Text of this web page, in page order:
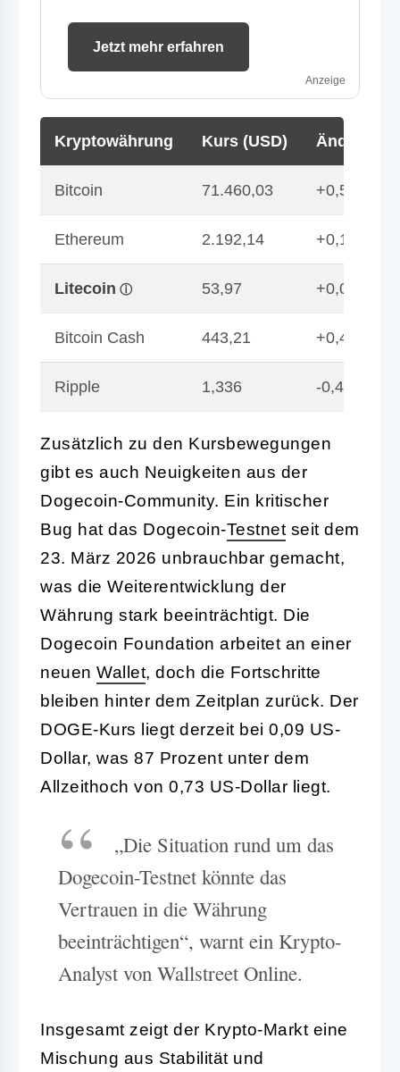
Jetzt mehr erfahren
Anzeige
Kryptowährung Kurs (USD) Änderung
Bitcoin 71.460,03 +0,52
Ethereum 2.192,14 +0,14
Litecoin 53,97 +0,01
Bitcoin Cash 443,21 +0,41
Ripple 1,336 -0,45
Zusätzlich zu den Kursbewegungen
gibt es auch Neuigkeiten aus der
Dogecoin-Community. Ein kritischer
Bug hat das Dogecoin-Testnet seit dem
23. März 2026 unbrauchbar gemacht,
was die Weiterentwicklung der
Währung stark beeinträchtigt. Die
Dogecoin Foundation arbeitet an einer
neuen Wallet, doch die Fortschritte
bleiben hinter dem Zeitplan zurück. Der
DOGE-Kurs liegt derzeit bei 0,09 US-
Dollar, was 87 Prozent unter dem
Allzeithoch von 0,73 US-Dollar liegt.
„Die Situation rund um das
Dogecoin-Testnet könnte das
Vertrauen in die Währung
beeinträchtigen“, warnt ein Krypto-
Analyst von Wallstreet Online.
Insgesamt zeigt der Krypto-Markt eine
Mischung aus Stabilität und